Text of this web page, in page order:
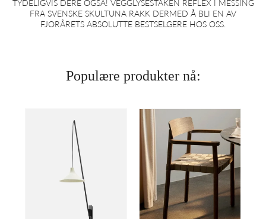
TYDELIGVIS DERE OGSÅ! VEGGLYSESTAKEN REFLEX I MESSING
FRA SVENSKE SKULTUNA RAKK DERMED Å BLI EN AV
FJORÅRETS ABSOLUTTE BESTSELGERE HOS OSS.
Populære produkter nå:
White
Seam
Spisestol
Betty
Armchair
TK9